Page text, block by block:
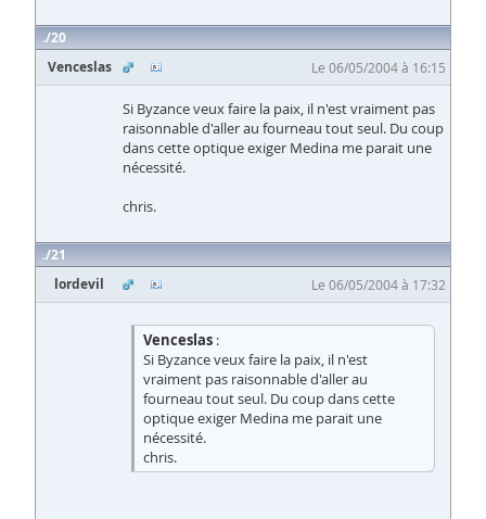
20
Venceslas
Le 06/05/2004 à 16:15
Si Byzance veux faire la paix, il n'est vraiment pas
raisonnable d'aller au fourneau tout seul. Du coup
dans cette optique exiger Medina me parait une
nécessité.
chris.
21
lordevil
Le 06/05/2004 à 17:32
Venceslas :
Si Byzance veux faire la paix, il n'est
vraiment pas raisonnable d'aller au
fourneau tout seul. Du coup dans cette
optique exiger Medina me parait une
nécessité.
chris.